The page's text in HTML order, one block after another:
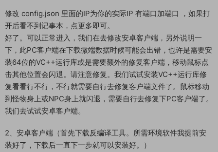
修改 config.json 里面的IP为你的实际IP 有端口加端口 ，如果打
开后看不到记事本，点更多即可。
好了。可以正常进入，我们在去修改安卓客户端，另外说明一
下，此PC客户端在下载微端数据时候可能会出错，也许是需要安
装64位的VC++运行库或是需要额外的修复客户端，移动鼠标点
击其他位置会闪退。请注意修复。我们试试安装VC++运行库修
复看看行不行，不行就需要自行去修复客户端文件了。鼠标移动
到怪物身上或NPC身上就闪退，需要自行去修复下PC客户端了。
我们去试试安卓客户端。
2、安卓客户端（首先下载反编译工具。所需环境软件我提前安
装好了，下载后一直下一步就可以安装好。）